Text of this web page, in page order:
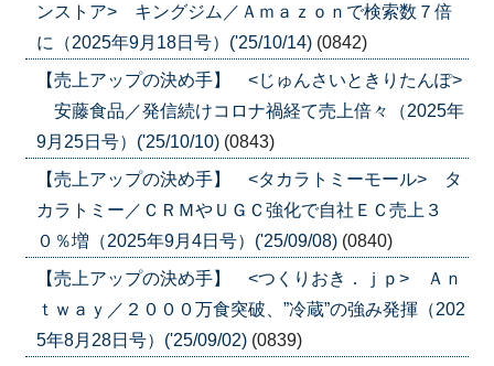
ンストア> キングジム／Ａｍａｚｏｎで検索数７倍
に（2025年9月18日号）('25/10/14) (0842)
【売上アップの決め手】 <じゅんさいときりたんぽ>
安藤食品／発信続けコロナ禍経て売上倍々（2025年
9月25日号）('25/10/10) (0843)
【売上アップの決め手】 <タカラトミーモール> タ
カラトミー／ＣＲＭやＵＧＣ強化で自社ＥＣ売上３
０％増（2025年9月4日号）('25/09/08) (0840)
【売上アップの決め手】 <つくりおき．ｊｐ> Ａｎ
ｔｗａｙ／２０００万食突破、”冷蔵”の強み発揮（202
5年8月28日号）('25/09/02) (0839)